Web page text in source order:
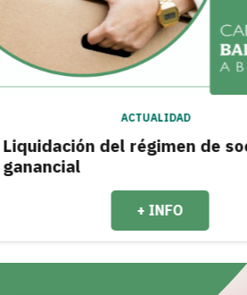
ACTUALIDAD
del régimen de sociedad